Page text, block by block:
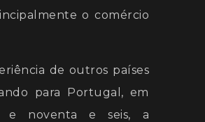
o comércio
de outros países
para Portugal, em
e noventa e seis, a